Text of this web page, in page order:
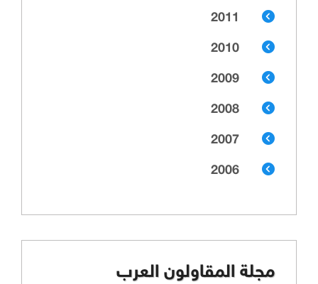
2011
2010
2009
2008
2007
2006
مجلة المقاولون العرب